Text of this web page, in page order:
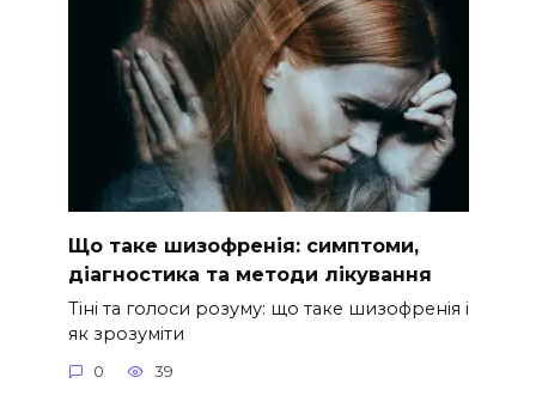
Що таке шизофренія: симптоми,
діагностика та методи лікування
Тіні та голоси розуму: що таке шизофренія і
як зрозуміти
0 39